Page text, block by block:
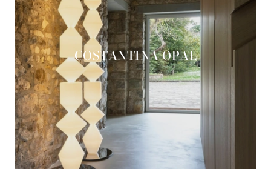
COSTANTINA OPAL